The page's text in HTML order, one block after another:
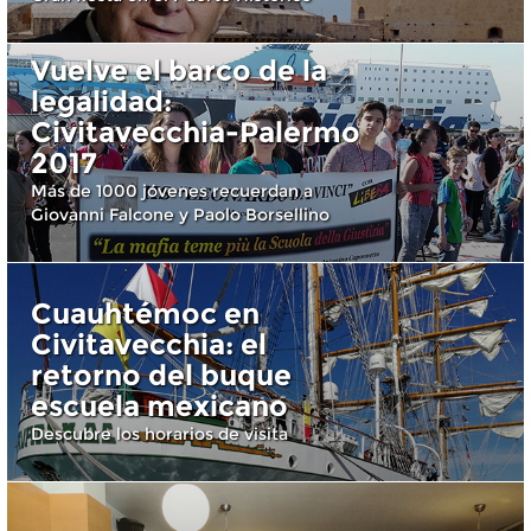
Vuelve el barco de la
legalidad:
Civitavecchia-Palermo
2017
Más de 1000 jóvenes recuerdan a
Giovanni Falcone y Paolo Borsellino
Cuauhtémoc en
Civitavecchia: el
retorno del buque
escuela mexicano
Descubre los horarios de visita